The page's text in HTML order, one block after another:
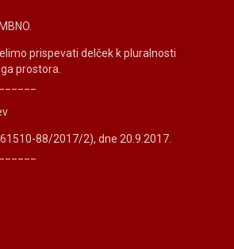
prispevati delček k pluralnosti
prostora.
88/2017/2), dne 20.9.2017.